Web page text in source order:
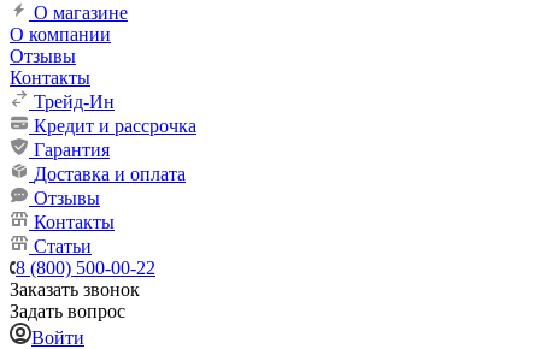
О магазине
О компании
Отзывы
Контакты
Трейд-Ин
Кредит и рассрочка
Гарантия
Доставка и оплата
Отзывы
Контакты
Статьи
8 (800) 500-00-22
Заказать звонок
Задать вопрос
Войти